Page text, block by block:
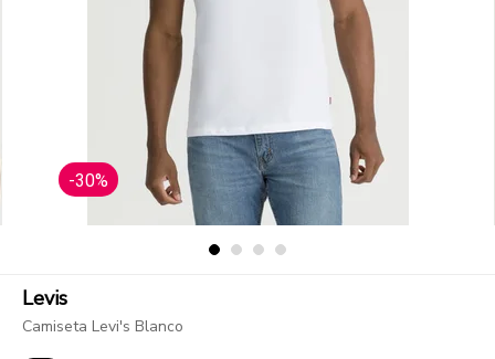
-30%
Levis
Camiseta Levi's Blanco